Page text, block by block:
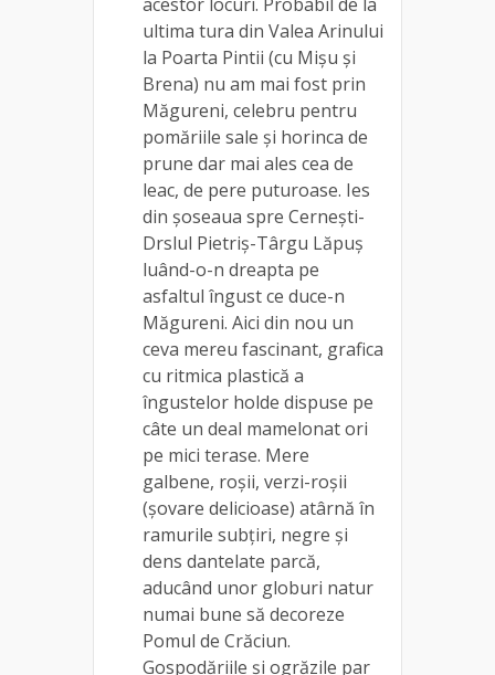
ultima tura din Valea Arinului
la Poarta Pintii (cu Mișu și
Brena) nu am mai fost prin
Măgureni, celebru pentru
pomăriile sale și horinca de
prune dar mai ales cea de
leac, de pere puturoase. Ies
din șoseaua spre Cernești-
Drslul Pietriș-Târgu Lăpuș
luând-o-n dreapta pe
asfaltul îngust ce duce-n
Măgureni. Aici din nou un
ceva mereu fascinant, grafica
cu ritmica plastică a
îngustelor holde dispuse pe
câte un deal mamelonat ori
pe mici terase. Mere
galbene, roșii, verzi-roșii
(șovare delicioase) atârnă în
ramurile subțiri, negre și
dens dantelate parcă,
aducând unor globuri natur
numai bune să decoreze
Pomul de Crăciun.
Gospodăriile și ogrăzile par